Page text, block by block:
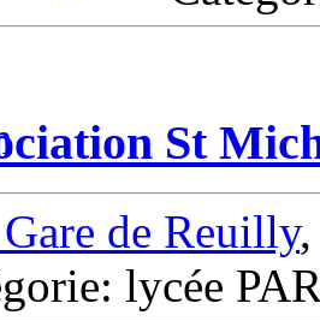
St
de Reuilly
lycée